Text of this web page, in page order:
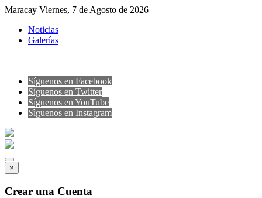
Maracay Viernes, 7 de Agosto de 2026
Noticias
Galerías
Síguenos en Facebook
Síguenos en Twitter
Síguenos en YouTube
Sìguenos en Instagram
×
Crear una Cuenta